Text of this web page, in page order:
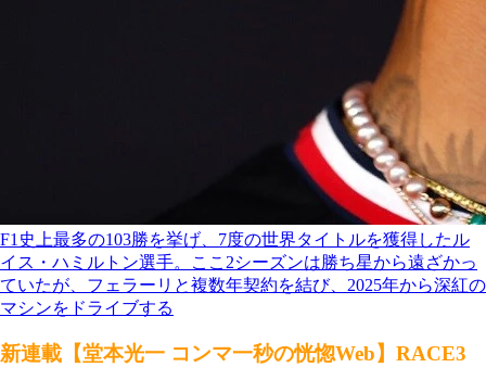
F1史上最多の103勝を挙げ、7度の世界タイトルを獲得したル
イス・ハミルトン選手。ここ2シーズンは勝ち星から遠ざかっ
ていたが、フェラーリと複数年契約を結び、2025年から深紅の
マシンをドライブする
新連載【堂本光一 コンマ一秒の恍惚Web】RACE3